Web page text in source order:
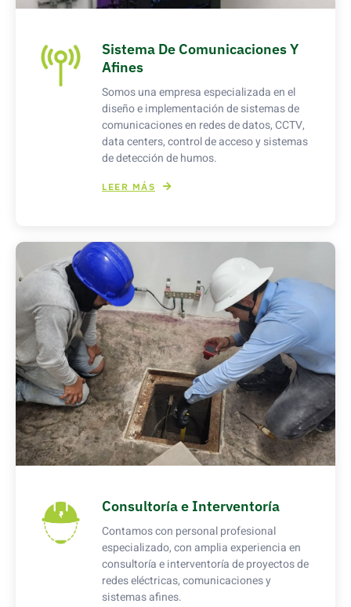
Sistema De Comunicaciones Y
Afines
Somos una empresa especializada en el
diseño e implementación de sistemas de
comunicaciones en redes de datos, CCTV,
data centers, control de acceso y sistemas
de detección de humos.
LEER MÁS
Consultoría e Interventoría
Contamos con personal profesional
especializado, con amplia experiencia en
consultoría e interventoría de proyectos de
redes eléctricas, comunicaciones y
sistemas afines.